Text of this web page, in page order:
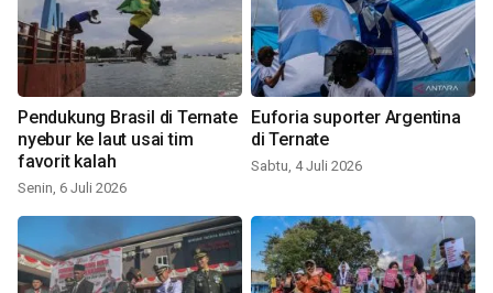
Pendukung Brasil di Ternate
nyebur ke laut usai tim
favorit kalah
Senin, 6 Juli 2026
Euforia suporter Argentina
di Ternate
Sabtu, 4 Juli 2026